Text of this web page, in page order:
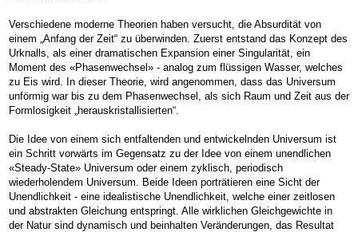
Verschiedene moderne Theorien haben versucht, die Absurdität von
einem „Anfang der Zeit“ zu überwinden. Zuerst entstand das Konzept des
Urknalls, als einer dramatischen Expansion einer Singularität, ein
Moment des «Phasenwechsel» - analog zum flüssigen Wasser, welches
zu Eis wird. In dieser Theorie, wird angenommen, dass das Universum
unförmig war bis zu dem Phasenwechsel, als sich Raum und Zeit aus der
Formlosigkeit „herauskristallisierten“.
Die Idee von einem sich entfaltenden und entwickelnden Universum ist
ein Schritt vorwärts im Gegensatz zu der Idee von einem unendlichen
«Steady-State» Universum oder einem zyklisch, periodisch
wiederholendem Universum. Beide Ideen porträtieren eine Sicht der
Unendlichkeit - eine idealistische Unendlichkeit, welche einer zeitlosen
und abstrakten Gleichung entspringt. Alle wirklichen Gleichgewichte in
der Natur sind dynamisch und beinhalten Veränderungen, das Resultat